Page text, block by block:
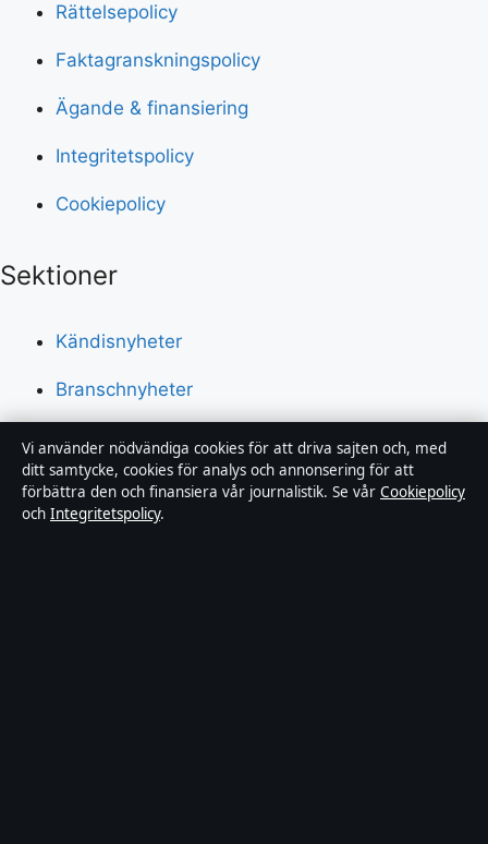
Rättelsepolicy
Faktagranskningspolicy
Ägande & finansiering
Integritetspolicy
Cookiepolicy
Sektioner
Kändisnyheter
Branschnyheter
Nöje
Bakom kulisserna
Vi använder nödvändiga cookies för att driva sajten och, med
ditt samtycke, cookies för analys och annonsering för att
förbättra den och finansiera vår journalistik. Se vår Cookiepolicy
och Integritetspolicy.